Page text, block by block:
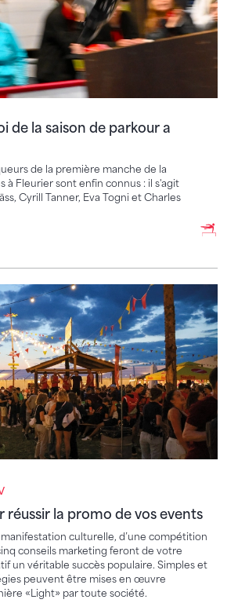
de la saison de parkour a
de la première manche de la
à Fleurier sont enfin connus : il s'agit
Cyrill Tanner, Eva Togni et Charles
réussir la promo de vos events
manifestation culturelle, d’une compétition
conseils marketing feront de votre
un véritable succès populaire. Simples et
peuvent être mises en œuvre
«Light» par toute société.
réussir la promo de vos events